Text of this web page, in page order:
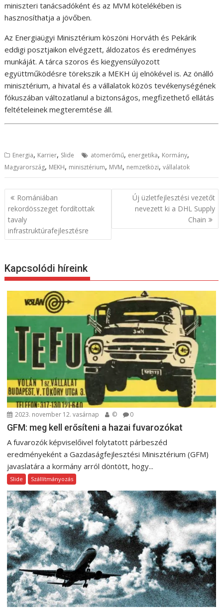
miniszteri tanácsadóként és az MVM kötelékében is
hasznosíthatja a jövőben.
Az Energiaügyi Minisztérium köszöni Horváth és Pekárik
eddigi posztjaikon elvégzett, áldozatos és eredményes
munkáját. A tárca szoros és kiegyensúlyozott
együttműködésre törekszik a MEKH új elnökével is. Az önálló
minisztérium, a hivatal és a vállalatok közös tevékenységének
fókuszában változatlanul a biztonságos, megfizethető ellátás
feltételeinek megteremtése áll.
Energia, Karrier, Slide atomerőmű, energetika, Kormány,
Magyarország, MEKH, minisztérium, MVM, nemzetközi,vállalatok
B
e
e
y
z
é
n
á
c
i
ó
Romániában
rekordösszeget fordítottak
tavaly
infrastruktúrafejlesztésre
Új üzletfejlesztési vezetőt
nevezett ki a DHL Supply
Chain
Kapcsolódi híreink
2023. november 12. vasárnap © 0
GFM: meg kell erősíteni a hazai fuvarozókat
A fuvarozók képviselőivel folytatott párbeszéd
eredményeként a Gazdaságfejlesztési Minisztérium (GFM)
javaslatára a kormány arról döntött, hogy...
Slide Szállítmányozás